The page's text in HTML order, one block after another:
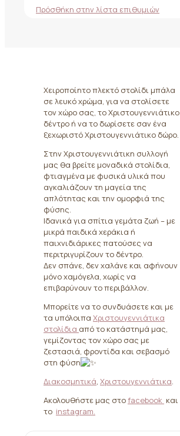
Πρόσθήκη στην λίστα επιθυμιών
Χειροποίητο πλεκτό στολίδι μπάλα
σε λευκό χρώμα, για να στολίσετε
τον χώρο σας, το Χριστουγεννιάτικο
δέντρο ή να το δωρίσετε σαν ένα
ξεχωριστό Χριστουγεννιάτικο δώρο.
Στην Χριστουγεννιάτικη συλλογή
μας θα βρείτε μοναδικά στολίδια,
φτιαγμένα με φυσικά υλικά που
αγκαλιάζουν τη μαγεία της
απλότητας και την ομορφιά της
φύσης.
Ιδανικά για σπίτια γεμάτα ζωή – με
μικρά παιδικά χεράκια ή
παιχνιδιάρικες πατούσες να
περιτριγυρίζουν το δέντρο.
Δεν σπάνε, δεν χαλάνε και αφήνουν
μόνο χαμόγελα, χωρίς να
επιβαρύνουν το περιβάλλον.
Μπορείτε να το συνδυάσετε και με
τα υπόλοιπα Χριστουγεννιάτικα
στολίδια από το κατάστημά μας,
γεμίζοντας τον χώρο σας με
ζεστασιά, φροντίδα και σεβασμό
στη φύση
Διακοσμητικά, Χριστουγεννιάτικα.
Ακολουθήστε μας στοfacebook και
το instagram.